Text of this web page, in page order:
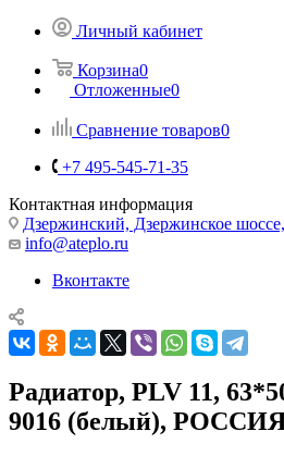
Личный кабинет
Корзина0
Отложенные0
Сравнение товаров0
+7 495-545-71-35
Контактная информация
Дзержинский, Дзержинское
info@ateplo.ru
Вконтакте
Радиатор, PLV 11,
9016 (белый),